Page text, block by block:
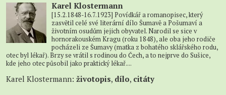
Karel Klostermann
[15.2.1848-16.7.1923] Povídkář a romanopisec, který
zasvětil celé své literární dílo Šumavě a Pošumaví a
životním osudům jejich obyvatel. Narodil se sice v
hornorakouském Kragu (roku 1848), ale oba jeho rodiče
pocházeli ze Šumavy (matka z bohatého sklářského rodu,
otec byl lékař). Brzy se vrátil s rodinou do Čech, a to nejprve do Sušice,
kde jeho otec působil jako praktický lékař....
Karel Klostermann: životopis, dílo, citáty